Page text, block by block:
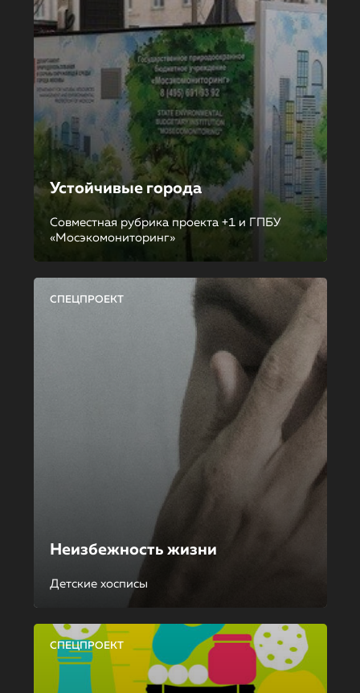
Устойчивые города
Совместная рубрика проекта +1 и ГПБУ
«Мосэкомониторинг»
СПЕЦПРОЕКТ
Неизбежность жизни
Детские хосписы
СПЕЦПРОЕКТ